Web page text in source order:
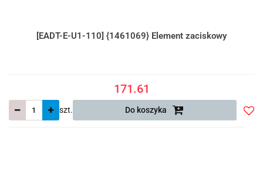
[EADT-E-U1-110] {1461069} Element zaciskowy
171.61
szt. Do koszyka